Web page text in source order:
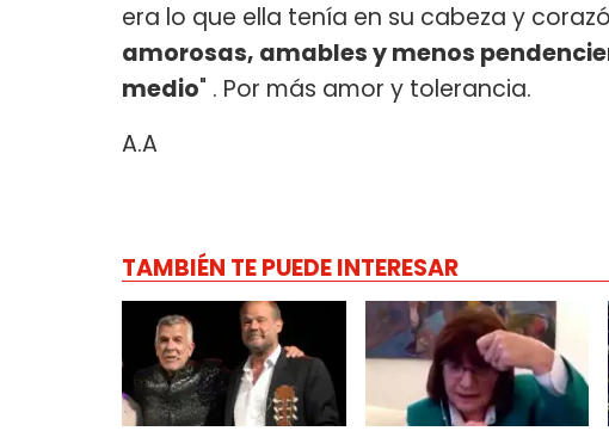
era lo que ella tenía en su cabeza y
amorosas, amables y menos
medio" . Por más amor y tolerancia.
A.A
TAMBIÉN TE PUEDE INTERESAR